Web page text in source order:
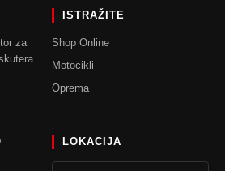
za
ISTRAŽITE
Shop Online
Motocikli
Oprema
LOKACIJA